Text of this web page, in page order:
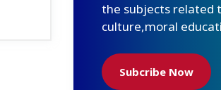
the subjects related
culture,moral
Subcribe Now